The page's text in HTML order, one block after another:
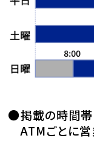
掲載の時間
ATMごとに営